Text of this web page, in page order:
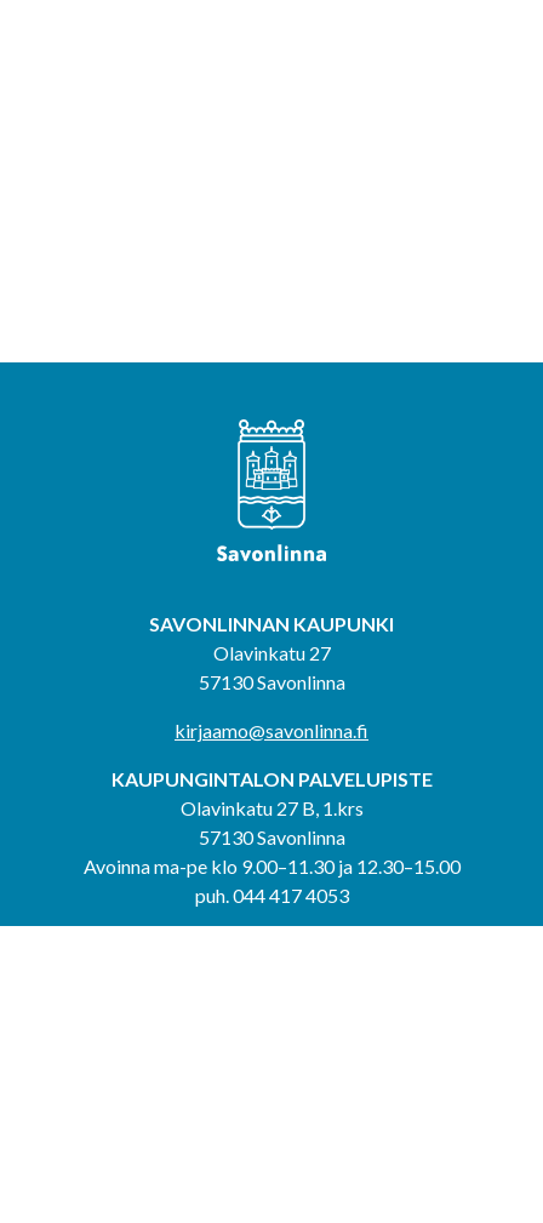
SAVONLINNAN KAUPUNKI
Olavinkatu 27
57130 Savonlinna
kirjaamo@savonlinna.fi
KAUPUNGINTALON PALVELUPISTE
Olavinkatu 27 B, 1.krs
57130 Savonlinna
Avoinna ma-pe klo 9.00–11.30 ja 12.30–15.00
puh. 044 417 4053